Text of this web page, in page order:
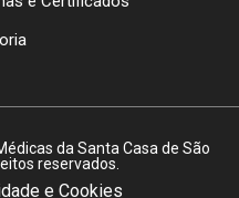
da Santa Casa de São
reservados.
e Cookies